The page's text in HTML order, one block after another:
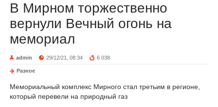
В Мирном торжественно
вернули Вечный огонь на
мемориал
admin 29/12/21, 08:34 6 038
Разное
Мемориальный комплекс Мирного стал третьим в регионе,
который перевели на природный газ